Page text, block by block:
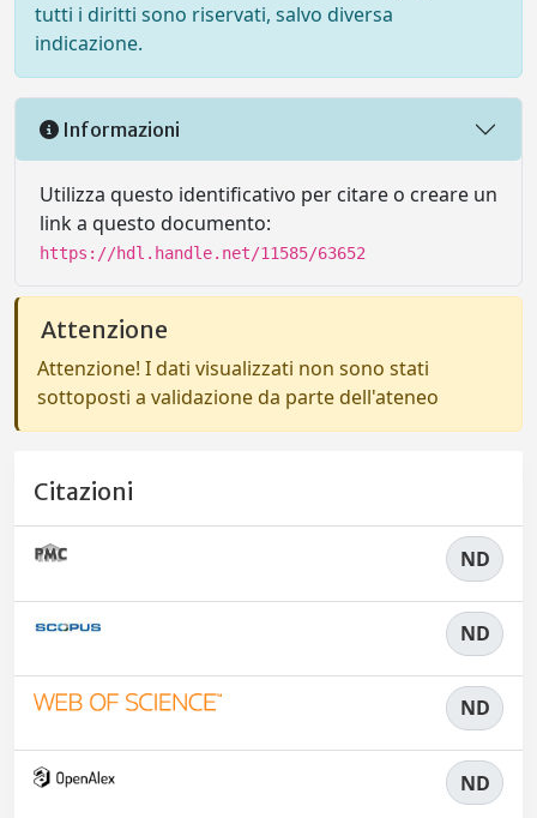
tutti i diritti sono riservati, salvo diversa
indicazione.
Informazioni
Utilizza questo identificativo per citare o creare un
link a questo documento:
https://hdl.handle.net/11585/63652
Attenzione
Attenzione! I dati visualizzati non sono stati
sottoposti a validazione da parte dell'ateneo
Citazioni
ND
ND
ND
ND